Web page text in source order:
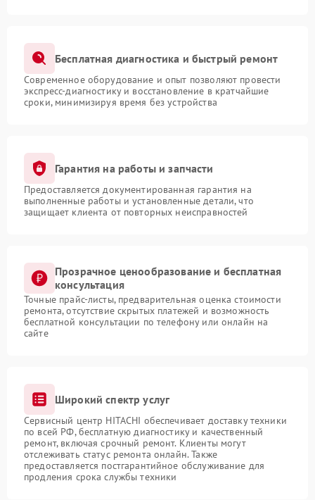
Бесплатная диагностика и быстрый ремонт
Современное оборудование и опыт позволяют провести
экспресс-диагностику и восстановление в кратчайшие
сроки, минимизируя время без устройства
Гарантия на работы и запчасти
Предоставляется документированная гарантия на
выполненные работы и установленные детали, что
защищает клиента от повторных неисправностей
Прозрачное ценообразование и бесплатная
консультация
Точные прайс-листы, предварительная оценка стоимости
ремонта, отсутствие скрытых платежей и возможность
бесплатной консультации по телефону или онлайн на
сайте
Широкий спектр услуг
Сервисный центр HITACHI обеспечивает доставку техники
по всей РФ, бесплатную диагностику и качественный
ремонт, включая срочный ремонт. Клиенты могут
отслеживать статус ремонта онлайн. Также
предоставляется постгарантийное обслуживание для
продления срока службы техники